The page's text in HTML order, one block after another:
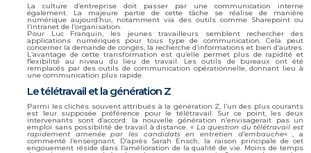
La culture d’entreprise doit passer par une communication interne
également. La majeure partie de cette tâche se réalise de manière
numérique aujourd’hui, notamment via des outils comme Sharepoint ou
l’intranet de l’organisation.
Pour Luc Franquin, les jeunes travailleurs semblent rechercher des
applications numériques pour tous type de communication. Cela peut
concerner la demande de congés, la recherche d’informations et bien d’autres.
L’avantage de cette transformation est qu’elle permet plus de rapidité et
flexibilité au niveau du lieu de travail. Les outils de bureaux ont été
remplacés par des outils de communication opérationnelle, donnant lieu à
une communication plus rapide.
Le télétravail et la génération Z
Parmi les clichés souvent attribués à la génération Z, l’un des plus courants
est leur supposée préférence pour le télétravail. Sur ce point, les deux
intervenants sont d’accord: la nouvelle génération n’envisagerait pas un
emploi sans possibilité de travail à distance. « La question du télétravail est
rapidement amenée par les candidats en entretien d’embauche« , a
commenté l’enseignant. D’après Sarah Ensch, la raison principale de cet
engouement réside dans l’amélioration de la qualité de vie. Moins de temps